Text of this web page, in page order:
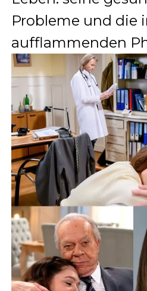
Probleme und die
aufflammenden